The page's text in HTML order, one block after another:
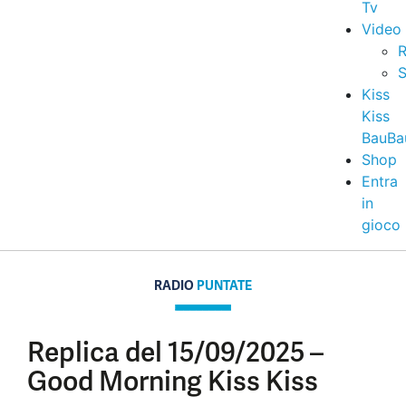
Tv
Video
Kiss
Kiss
Shop
Entra
in
gioco
RADIO PUNTATE
Replica del 15/09/2025 –
Good Morning Kiss Kiss